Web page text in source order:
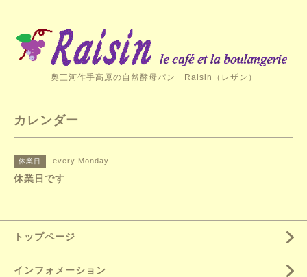
奥三河作手高原の自然酵母パン Raisin（レザン）
カレンダー
休業日 every Monday
休業日です
トップページ
インフォメーション